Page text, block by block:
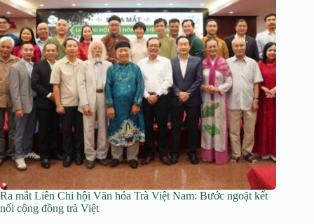
Ra mắt Liên Chi hội Văn hóa Trà Việt Nam: Bước ngoặt kết
nối cộng đồng trà Việt